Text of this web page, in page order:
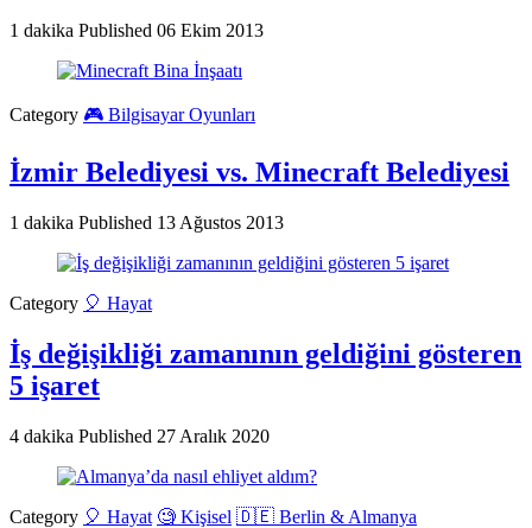
1 dakika Published 06 Ekim 2013
Category 🎮 Bilgisayar Oyunları
İzmir Belediyesi vs. Minecraft Belediyesi
1 dakika Published 13 Ağustos 2013
Category 🎈 Hayat
İş değişikliği zamanının geldiğini gösteren
5 işaret
4 dakika Published 27 Aralık 2020
Category 🎈 Hayat 🧐 Kişisel 🇩🇪 Berlin & Almanya